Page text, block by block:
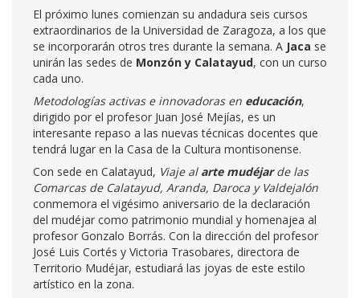
El próximo lunes comienzan su andadura seis cursos
extraordinarios de la Universidad de Zaragoza, a los que
se incorporarán otros tres durante la semana. A Jaca se
unirán las sedes de Monzón y Calatayud, con un curso
cada uno.
Metodologías activas e innovadoras en educación,
dirigido por el profesor Juan José Mejías, es un
interesante repaso a las nuevas técnicas docentes que
tendrá lugar en la Casa de la Cultura montisonense.
Con sede en Calatayud, Viaje al arte mudéjarde las
Comarcas de Calatayud, Aranda, Daroca y Valdejalón
conmemora el vigésimo aniversario de la declaración
del mudéjar como patrimonio mundial y homenajea al
profesor Gonzalo Borrás. Con la dirección del profesor
José Luis Cortés y Victoria Trasobares, directora de
Territorio Mudéjar, estudiará las joyas de este estilo
artístico en la zona.